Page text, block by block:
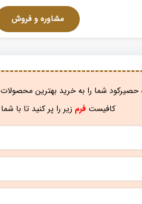
مشاوره و فروش
حصیرکود شما را به خرید بهترین
کافیستفرم زیر را پر کنید تا با